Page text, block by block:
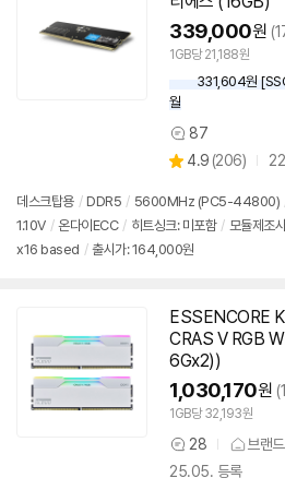
339,000원
1GB당 21,188원
331,604원
월
상
품
견
87
별
점
4.9 (상
리
뷰
206)
데스크탑용 / DDR5 / 5600MHz (PC5-44800)
1.10V / 온다이ECC / 히트싱크: 미포함 / 모듈제조
x16 based / 출시가: 164,000원
ESSENCORE
CRAS V RGB
6Gx2))
1,030,170원
1GB당 32,193원
상
품
28
브랜
25.05. 등록